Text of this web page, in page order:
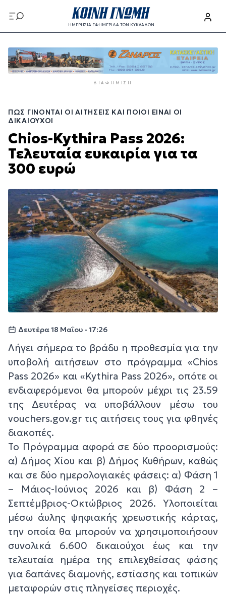
προς
το
περιεχόμενο
ΗΜΕΡΗΣΙΑ ΕΦΗΜΕΡΙΔΑ ΤΩΝ ΚΥΚΛΑΔΩΝ
προς
το
κυρίως
ΔΙΑΦΉΜΙΣΗ
ΠΏΣ ΓΊΝΟΝΤΑΙ ΟΙ ΑΙΤΉΣΕΙΣ ΚΑΙ ΠΟΙΟΙ ΕΊΝΑΙ ΟΙ
ΔΙΚΑΙΟΎΧΟΙ
Chios-Kythira Pass 2026:
Τελευταία ευκαιρία για τα
300 ευρώ
Δευτέρα 18 Μαΐου - 17:26
Λήγει σήμερα το βράδυ η προθεσμία για την
υποβολή αιτήσεων στo πρόγραμμα «Chios
Pass 2026» και «Kythira Pass 2026», οπότε οι
ενδιαφερόμενοι θα μπορούν μέχρι τις 23.59
της Δευτέρας να υποβάλλουν μέσω του
vouchers.gov.gr τις αιτήσεις τους για φθηνές
διακοπές.
Το Πρόγραμμα αφορά σε δύο προορισμούς:
α) Δήμος Χίου και β) Δήμος Κυθήρων, καθώς
και σε δύο ημερολογιακές φάσεις: α) Φάση 1
– Μάιος-Ιούνιος 2026 και β) Φάση 2 –
Σεπτέμβριος-Οκτώβριος 2026. Υλοποιείται
μέσω άυλης ψηφιακής χρεωστικής κάρτας,
την οποία θα μπορούν να χρησιμοποιήσουν
συνολικά 6.600 δικαιούχοι έως και την
τελευταία ημέρα της επιλεχθείσας φάσης
για δαπάνες διαμονής, εστίασης και τοπικών
μεταφορών στις πληγείσες περιοχές.